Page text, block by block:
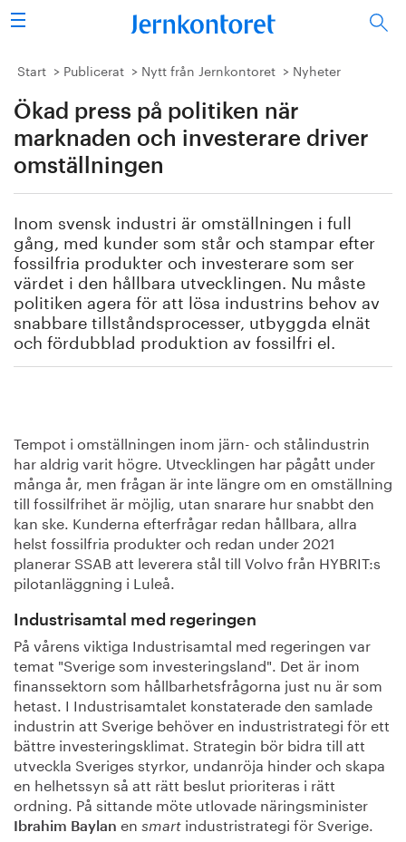
Sök
Stålindustrin
Vision 2050
Forskning/utbildning
Vi tycker
Publicerat
Bildbank
Start Publicerat Nytt från Jernkontoret Nyheter
Ökad press på politiken när
marknaden och investerare driver
omställningen
Inom svensk industri är omställningen i full
gång, med kunder som står och stampar efter
fossilfria produkter och investerare som ser
värdet i den hållbara utvecklingen. Nu måste
politiken agera för att lösa industrins behov av
snabbare tillståndsprocesser, utbyggda elnät
och fördubblad produktion av fossilfri el.
Tempot i omställningen inom järn- och stålindustrin
har aldrig varit högre. Utvecklingen har pågått under
många år, men frågan är inte längre om en omställning
till fossilfrihet är möjlig, utan snarare hur snabbt den
kan ske. Kunderna efterfrågar redan hållbara, allra
helst fossilfria produkter och redan under 2021
planerar SSAB att leverera stål till Volvo från HYBRIT:s
pilotanläggning i Luleå.
Industrisamtal med regeringen
På vårens viktiga Industrisamtal med regeringen var
temat "Sverige som investeringsland". Det är inom
finanssektorn som hållbarhetsfrågorna just nu är som
hetast. I Industrisamtalet konstaterade den samlade
industrin att Sverige behöver en industristrategi för ett
bättre investeringsklimat. Strategin bör bidra till att
utveckla Sveriges styrkor, undanröja hinder och skapa
en helhetssyn så att rätt beslut prioriteras i rätt
ordning. På sittande möte utlovade näringsminister
Ibrahim Baylan en smart industristrategi för Sverige.